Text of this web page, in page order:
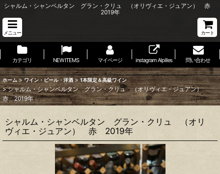
シャルム・シャンベルタン グラン・クリュ （オリヴィエ・ジュアン） 赤
2019年
メニュー カート
カテゴリ NEW ITEMS マイページ instagram Alpilles 問い合わせ
ホーム > ワイン・ビール・洋酒 > 1本限定＆高級ワイン
> シャルム・シャンベルタン グラン・クリュ （オリヴィエ・ジュアン）
赤 2019年
シャルム・シャンベルタン グラン・クリュ （オリ
ヴィエ・ジュアン） 赤 2019年